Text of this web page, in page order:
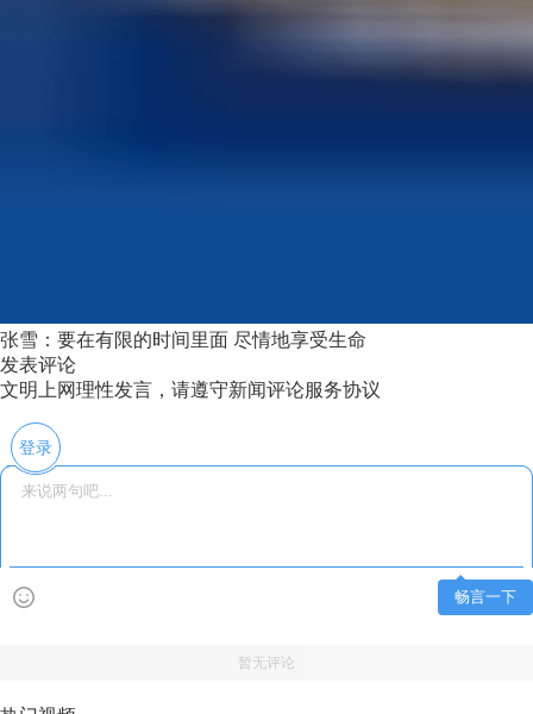
张雪：要在有限的时间里面 尽情地享受生命
发表评论
文明上网理性发言，请遵守新闻评论服务协议
登录
畅言一下
暂无评论